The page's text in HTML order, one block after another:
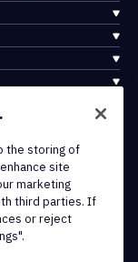
the storing of
site
marketing
third parties. If
or reject